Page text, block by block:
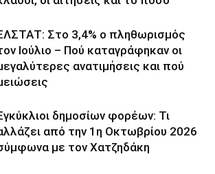
Στο 3,4% ο πληθωρισμός
Ιούλιο – Πού καταγράφηκαν οι
ανατιμήσεις και πού
δημοσίων φορέων: Τι
από την 1η Οκτωβρίου 2026
με τον Χατζηδάκη